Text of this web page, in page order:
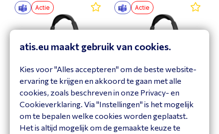
Actie
EPOS IMPACT 500 MS
UC ANC WL USB-C+A
1001490
Bekijk product
Actie
EPOS IMPACT 500 MS
UC ANC WL
Bekijk product
atis.eu maakt gebruik van cookies.
Kies voor "Alles accepteren" om de beste website-
ervaring te krijgen en akkoord te gaan met alle
cookies, zoals beschreven in onze Privacy- en
Cookieverklaring. Via "Instellingen" is het mogelijk
om te bepalen welke cookies worden geplaatst.
Het is altijd mogelijk om de gemaakte keuze te